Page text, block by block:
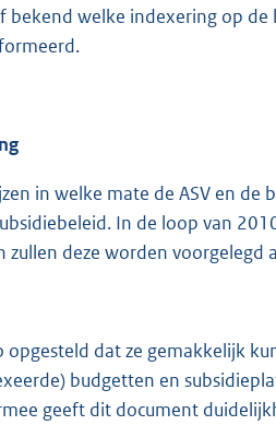
welke indexering op de
in welke mate de ASV en de
In de loop van
zullen deze worden voorgelegd
opgesteld dat ze gemakkelijk
budgetten en
geeft dit document